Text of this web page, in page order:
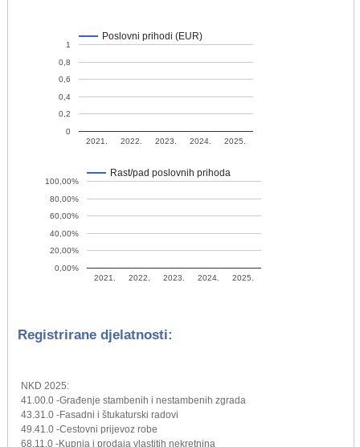
Poslovni prihodi (EUR)
2021. 2022. 2023. 2024. 2025.
0
0,2
0,4
0,6
0,8
1
Rast/pad poslovnih prihoda
2021. 2022. 2023. 2024. 2025.
0,00%
20,00%
40,00%
60,00%
80,00%
100,00%
Registrirane djelatnosti:
NKD 2025:
41.00.0 -Građenje stambenih i nestambenih zgrada
43.31.0 -Fasadni i štukaturski radovi
49.41.0 -Cestovni prijevoz robe
68.11.0 -Kupnja i prodaja vlastitih nekretnina